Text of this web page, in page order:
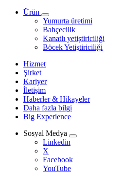
Ürün
Yumurta üretimi
Bahçecilik
Kanatlı yetiştiriciliği
Böcek Yetiştiriciliği
Hizmet
Şirket
Kariyer
İletişim
Haberler & Hikayeler
Daha fazla bilgi
Big Experience
Sosyal Medya
Linkedin
X
Facebook
YouTube